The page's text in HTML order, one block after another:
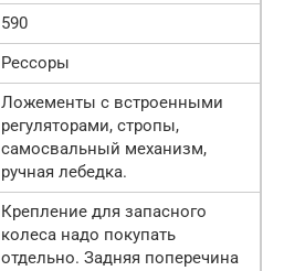
590
Рессоры
Ложементы с встроенными
регуляторами, стропы,
самосвальный механизм,
ручная лебедка.
Крепление для запасного
колеса надо покупать
отдельно. Задняя поперечина